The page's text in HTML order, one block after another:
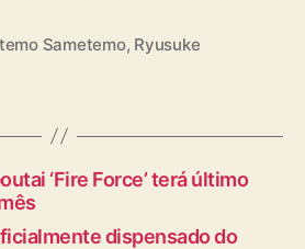
Sametemo, Ryusuke
‘Fire Force’ terá último
dispensado do